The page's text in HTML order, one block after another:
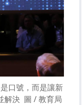
口號，而是讓新
解決 圖 / 教育局